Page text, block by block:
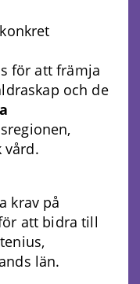
för att främja
och de
vård.
krav på
att bidra till
län.